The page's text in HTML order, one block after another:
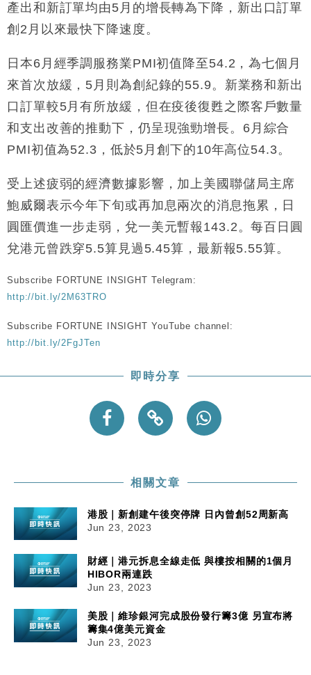
產出和新訂單均由5月的增長轉為下降，新出口訂單
創2月以來最快下降速度。
日本6月經季調服務業PMI初值降至54.2，為七個月
來首次放緩，5月則為創紀錄的55.9。新業務和新出
口訂單較5月有所放緩，但在疫後復甦之際客戶數量
和支出改善的推動下，仍呈現強勁增長。6月綜合
PMI初值為52.3，低於5月創下的10年高位54.3。
受上述疲弱的經濟數據影響，加上美國聯儲局主席
鮑威爾表示今年下旬或再加息兩次的消息拖累，日
圓匯價進一步走弱，兌一美元暫報143.2。每百日圓
兌港元曾跌穿5.5算見過5.45算，最新報5.55算。
Subscribe FORTUNE INSIGHT Telegram:
http://bit.ly/2M63TRO
Subscribe FORTUNE INSIGHT YouTube channel:
http://bit.ly/2FgJTen
即時分享
相關文章
港股｜新創建午後突停牌 日內曾創52周新高
Jun 23, 2023
財經｜港元拆息全線走低 與樓按相關的1個月
HIBOR兩連跌
Jun 23, 2023
美股｜維珍銀河完成股份發行籌3億 另宣布將
籌集4億美元資金
Jun 23, 2023